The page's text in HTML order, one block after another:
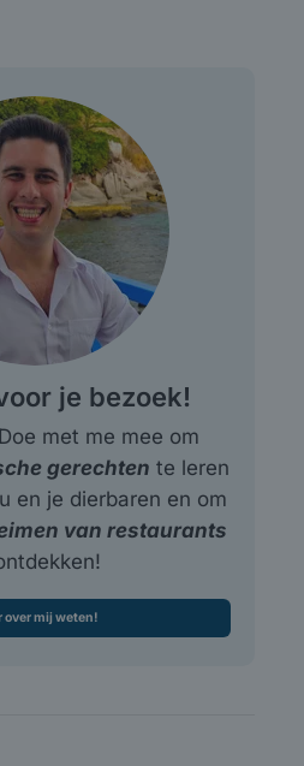
je bezoek!
met me mee om
gerechten te leren
en je dierbaren en om
van restaurants
over mij weten!